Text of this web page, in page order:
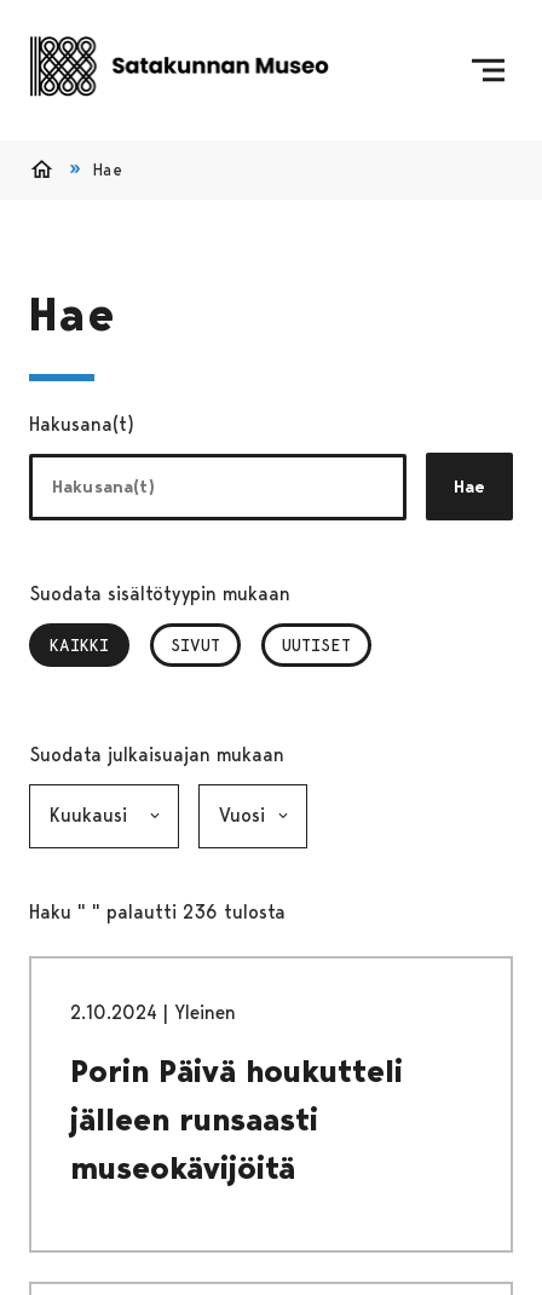
Hae
Hae
Hakusana(t)
Hae
Suodata sisältötyypin mukaan
KAIKKI
, VALITTU SIVUT UUTISET
Suodata julkaisuajan mukaan
Haku " " palautti 236 tulosta
2.10.2024 | Yleinen
Porin Päivä houkutteli
jälleen runsaasti
museokävijöitä